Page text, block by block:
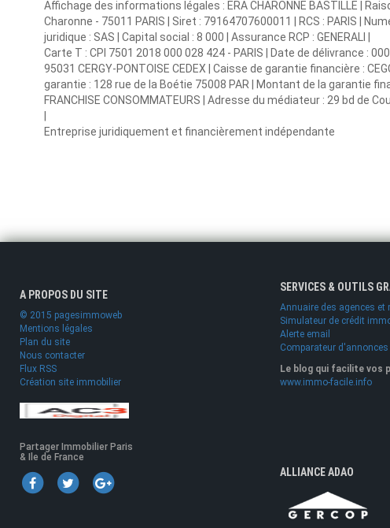
Affichage des informations légales : ERA CHARONNE BASTILLE |
Charonne - 75011 PARIS | Siret : 79164707600011 | RCS : PARIS |
juridique : SAS | Capital social : 8 000 | Assurance RCP : GENERALI |
Carte T : CPI 7501 2018 000 028 424 - PARIS | Date de délivrance :
95031 CERGY-PONTOISE CEDEX | Caisse de garantie financière :
garantie : 128 rue de la Boétie 75008 PAR | Montant de la garantie
FRANCHISE CONSOMMATEURS | Adresse du médiateur : 29 bd de
Entreprise juridiquement et financièrement indépendante
A PROPOS DU SITE
© 2015 pagesimmoweb
Mentions légales
Plan du site
Nous contacter
Flux RSS
Création site immobilier
Partager Immobilier Paris
& Ile de France
SERVICES & OUTILS
Annuaire des agences et
Simulateur de crédit
Alerte email
Comparateur d'annonces
Le blog qui facilite vos
www.immo-facile.info
ALLIANCE ADAO